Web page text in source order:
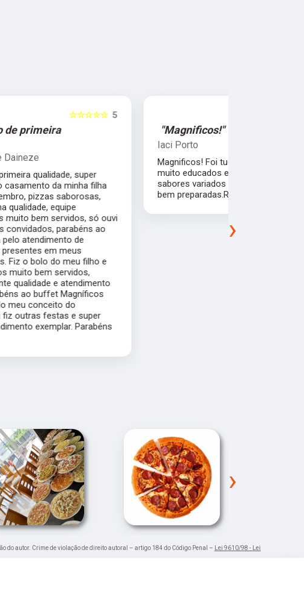
"Magnificos!"
Magnificos! Foi tudo perfeito!!os garcons
muito educados e cordiais, e as pizzas de
sabores variados , todas muito gostosas e
bem preparadas.Recomendo com certeza.
›
›
do autor. Crime de violação de direito autoral – artigo 184 do Código Penal –
Lei 9610/98 - Lei